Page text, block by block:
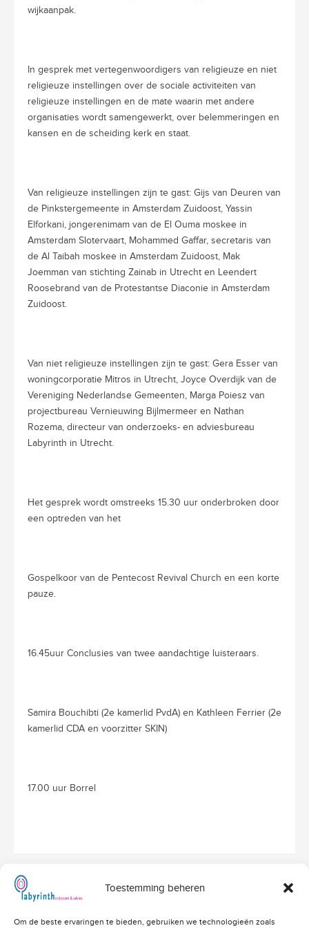
Toestemming beheren
Om de beste ervaringen te bieden, gebruiken we technologieën zoals
wijkaanpak.
In gesprek met vertegenwoordigers van religieuze en niet
religieuze instellingen over de sociale activiteiten van
religieuze instellingen en de mate waarin met andere
organisaties wordt samengewerkt, over belemmeringen en
kansen en de scheiding kerk en staat.
Van religieuze instellingen zijn te gast: Gijs van Deuren van
de Pinkstergemeente in Amsterdam Zuidoost, Yassin
Elforkani, jongerenimam van de El Ouma moskee in
Amsterdam Slotervaart, Mohammed Gaffar, secretaris van
de Al Taibah moskee in Amsterdam Zuidoost, Mak
Joemman van stichting Zainab in Utrecht en Leendert
Roosebrand van de Protestantse Diaconie in Amsterdam
Zuidoost.
Van niet religieuze instellingen zijn te gast: Gera Esser van
woningcorporatie Mitros in Utrecht, Joyce Overdijk van de
Vereniging Nederlandse Gemeenten, Marga Poiesz van
projectbureau Vernieuwing Bijlmermeer en Nathan
Rozema, directeur van onderzoeks- en adviesbureau
Labyrinth in Utrecht.
Het gesprek wordt omstreeks 15.30 uur onderbroken door
een optreden van het
Gospelkoor van de Pentecost Revival Church en een korte
pauze.
16.45uur Conclusies van twee aandachtige luisteraars.
Samira Bouchibti (2e kamerlid PvdA) en Kathleen Ferrier (2e
kamerlid CDA en voorzitter SKIN)
17.00 uur Borrel
Hoofdvestiging Labyrinth